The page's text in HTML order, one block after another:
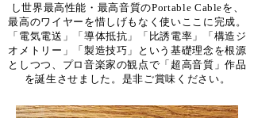
し世界最高性能・最高音質のPortable Cableを、
最高のワイヤーを惜しげもなく使いここに完成。
「電気電送」「導体抵抗」「比誘電率」「構造ジ
オメトリー」「製造技巧」という基礎理念を根源
としつつ、プロ音楽家の観点で「超高音質」作品
を誕生させました。是非ご賞味ください。